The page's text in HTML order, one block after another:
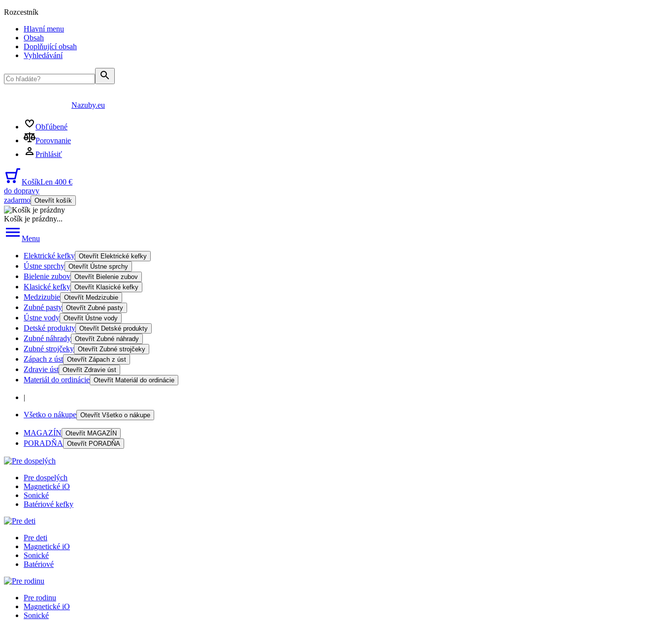
Rozcestník
Hlavní menu
Obsah
Doplňující obsah
Vyhledávání
Nazuby.eu
Obľúbené
Porovnanie
Prihlásiť
KošíkLen 400 €
do dopravy
zadarmo Otevřít košík
Košík je prázdny...
Menu
Elektrické kefky Otevřít Elektrické kefky
Ústne sprchy Otevřít Ústne sprchy
Bielenie zubov Otevřít Bielenie zubov
Klasické kefky Otevřít Klasické kefky
Medzizubie Otevřít Medzizubie
Zubné pasty Otevřít Zubné pasty
Ústne vody Otevřít Ústne vody
Detské produkty Otevřít Detské produkty
Zubné náhrady Otevřít Zubné náhrady
Zubné strojčeky Otevřít Zubné strojčeky
Zápach z úst Otevřít Zápach z úst
Zdravie úst Otevřít Zdravie úst
Materiál do ordinácie Otevřít Materiál do ordinácie
|
Všetko o nákupe Otevřít Všetko o nákupe
MAGAZÍN Otevřít MAGAZÍN
PORADŇA Otevřít PORADŇA
Pre dospelých
Magnetické iO
Sonické
Batériové kefky
Pre deti
Magnetické iO
Sonické
Batériové
Pre rodinu
Magnetické iO
Sonické